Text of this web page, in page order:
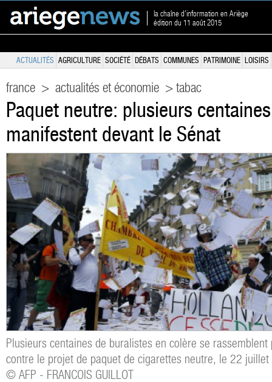
la chaîne d'information en Ariège
édition du 11 août 2015
ACTUALITÉS AGRICULTURE SOCIÉTÉ DÉBATS COMMUNES PATRIMOINE LOISIRS
france > actualités et économie > tabac
Paquet neutre: plusieurs
manifestent devant le Sénat
Plusieurs centaines de buralistes en colère se
contre le projet de paquet de cigarettes neutre, le 22
© AFP - FRANCOIS GUILLOT